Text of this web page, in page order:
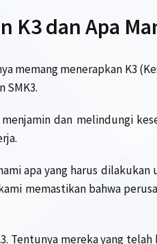
K3 dan Apa
memang menerapkan K3
SMK3.
dan melindungi
apa yang harus
memastikan bahwa
Tentunya mereka yang